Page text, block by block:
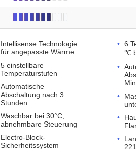
Intellisense Technologie
für angepasste Wärme
5 einstellbare
Temperaturstufen
Automatische
Abschaltung nach 3
Stunden
Waschbar bei 30°C,
abnehmbare Steuerung
Electro-Block-
Sicherheitssystem
6
℃